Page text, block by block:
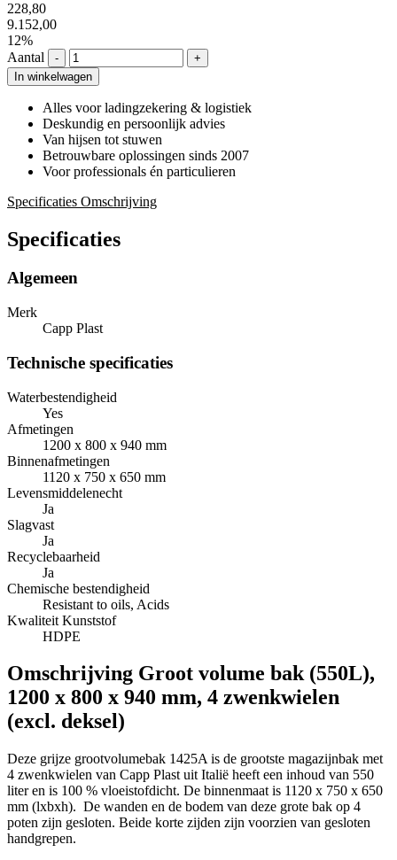
228,80
9.152,00
12%
Aantal
-
+
In winkelwagen
Alles voor ladingzekering & logistiek
Deskundig en persoonlijk advies
Van hijsen tot stuwen
Betrouwbare oplossingen sinds 2007
Voor professionals én particulieren
Specificaties Omschrijving
Specificaties
Algemeen
Merk
Capp Plast
Technische specificaties
Waterbestendigheid
Yes
Afmetingen
1200 x 800 x 940 mm
Binnenafmetingen
1120 x 750 x 650 mm
Levensmiddelenecht
Ja
Slagvast
Ja
Recyclebaarheid
Ja
Chemische bestendigheid
Resistant to oils, Acids
Kwaliteit Kunststof
HDPE
Omschrijving Groot volume bak (550L),
1200 x 800 x 940 mm, 4 zwenkwielen
(excl. deksel)
Deze grijze grootvolumebak 1425A is de grootste magazijnbak met
4 zwenkwielen van Capp Plast uit Italië heeft een inhoud van 550
liter en is 100 % vloeistofdicht. De binnenmaat is 1120 x 750 x 650
mm (lxbxh). De wanden en de bodem van deze grote bak op 4
poten zijn gesloten. Beide korte zijden zijn voorzien van gesloten
handgrepen.